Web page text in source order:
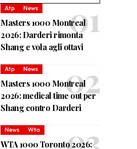
Atp News
Masters 1000 Montreal
2026: Darderi rimonta
Shang e vola agli ottavi
Atp News
Masters 1000 Montreal
2026: medical time out per
Shang contro Darderi
News Wta
WTA 1000 Toronto 2026: